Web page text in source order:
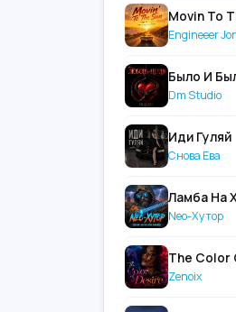
Movin To
Engineeer
Было И
Dm Studio
Иди Гуляй
Снова Ева
Ламба На
Neo-Хутор
The Color
Zenoix